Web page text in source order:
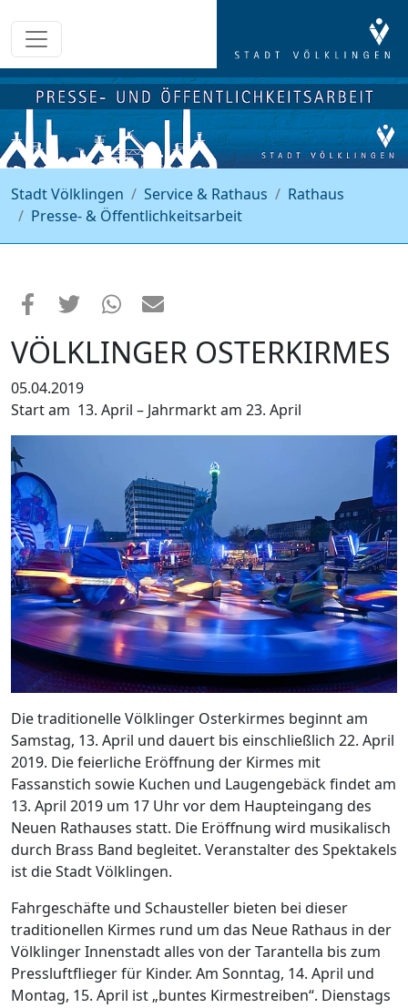
Stadt Völklingen Service & Rathaus
Rathaus
Presse- & Öffentlichkeitsarbeit
VÖLKLINGER OSTERKIRMES
05.04.2019
Start am 13. April – Jahrmarkt am 23. April
Die traditionelle Völklinger Osterkirmes beginnt am
Samstag, 13. April und dauert bis einschließlich 22. April
2019. Die feierliche Eröffnung der Kirmes mit
Fassanstich sowie Kuchen und Laugengebäck findet am
13. April 2019 um 17 Uhr vor dem Haupteingang des
Neuen Rathauses statt. Die Eröffnung wird musikalisch
durch Brass Band begleitet. Veranstalter des Spektakels
ist die Stadt Völklingen.
Fahrgeschäfte und Schausteller bieten bei dieser
traditionellen Kirmes rund um das Neue Rathaus in der
Völklinger Innenstadt alles von der Tarantella bis zum
Pressluftflieger für Kinder. Am Sonntag, 14. April und
Montag, 15. April ist „buntes Kirmestreiben“. Dienstags